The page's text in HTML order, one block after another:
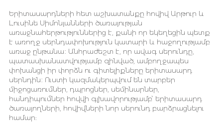
Երիտասարդների հետ աշխատանքը հովիվ Արթուր և
Լուսինե Սիմոնյանների ծառայության
առաջնահերթություններից է, քանի որ եկեղեցին պետք
է առողջ սերնդափոխություն կատարի և հաջողությամբ
առաջ ընթանա։ Անհրաժեշտ է, որ ավագ սերունդը,
պատասխանատվությամբ զինված, ամբողջապես
փոխանցի իր փորձն ու գիտելիքները երիտասարդ
սերնդին։ Ուստի կազմակերպվում են տարբեր
միջոցառումներ, դպրոցներ, սեմինարներ,
հանդիպումներ հովվի գլխավորությամբ՝ երիտասարդ
ծառայողների, հովիվների նոր սերունդ բարձրացնելու
համար: